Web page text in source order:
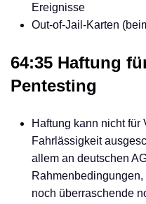
Ereignisse
Out-of-Jail-Karten
64:35 Haftung
Pentesting
Haftung kann nicht für
Fahrlässigkeit
allem an deutschen
noch überraschende